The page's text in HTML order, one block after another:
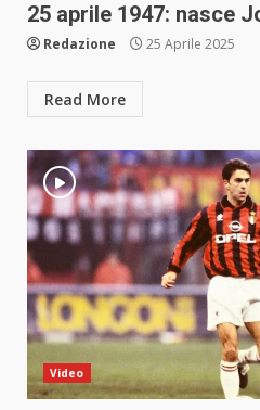
25 aprile 1947: nasce
Redazione 25 Aprile 2025
Read More
Video